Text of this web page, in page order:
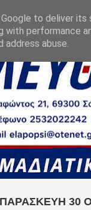
ΠΑΡΑΣΚΕΥΉ 30
to deliver its
with performance
abuse.